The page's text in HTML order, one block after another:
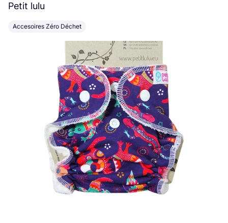
Petit lulu
Accesoires Zéro Déchet